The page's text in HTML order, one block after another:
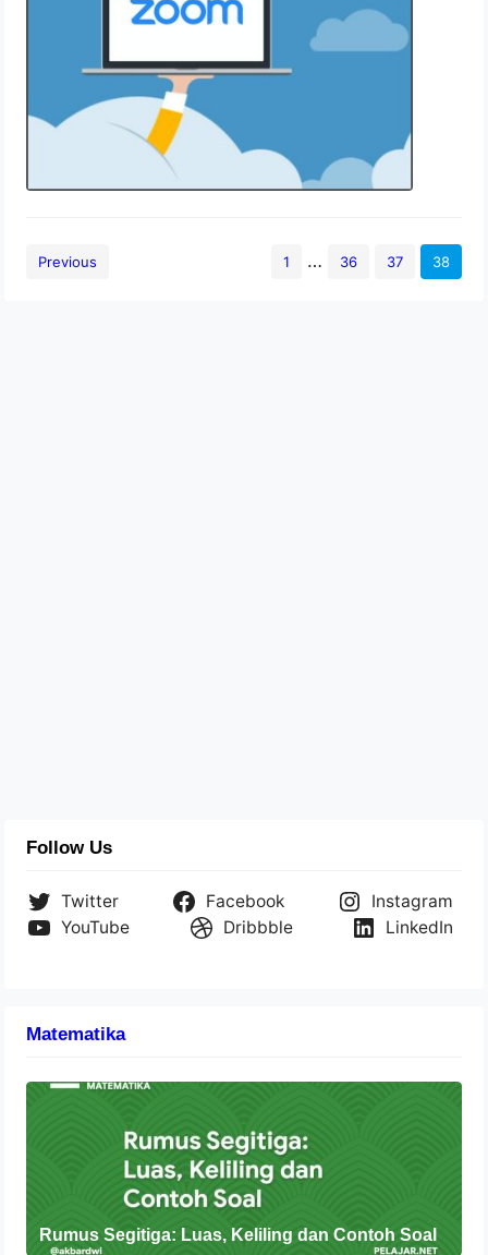
Previous 1 … 36 37 38
Follow Us
Twitter Facebook
Instagram
YouTube
Dribbble LinkedIn
Matematika
Rumus Segitiga: Luas, Keliling dan Contoh Soal